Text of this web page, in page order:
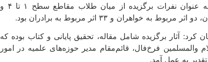
وی یادآور شد: در پایان این ارزیابی‌ها ۳۵ نفر به عنوان نفرات برگزیده از میان طلاب مقاطع سطح ۱ تا ۴ و
و ۳۳ اثر مربوط به برادران بود.
آثار برگزیده شامل مقاله، تحقیق پایانی و کتاب بوده که
والمسلمین فرخ‌فال، قائم‌مقام مدیر حوزه‌های علمیه در امور
تقدیر به عمل آمد.